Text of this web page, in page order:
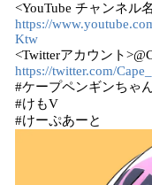
<YouTube チャンネル
https://
Ktw
<Twitterアカウント
https://twitter.com/
#ケープペンギンちゃ
#けもV
#けーぷあーと